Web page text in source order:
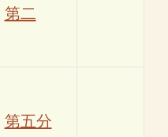
第二
第五分